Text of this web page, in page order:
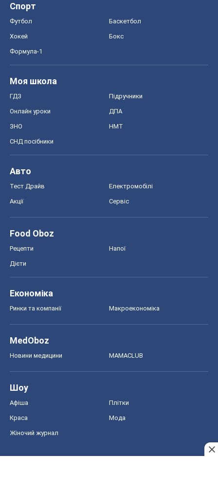
Спорт
Футбол Баскетбол
Хокей Бокс
Формула-1
Моя школа
ГДЗ Підручники
Онлайн уроки ДПА
ЗНО НМТ
СНД посібники
Авто
Тест Драйв Електромобілі
Акції Сервіс
Food Oboz
Рецепти Напої
Дієти
Економіка
Ринки та компанії Макроекономіка
MedOboz
Новини медицини MAMACLUB
Шоу
Афіша Плітки
Краса Мода
Жіночий журнал